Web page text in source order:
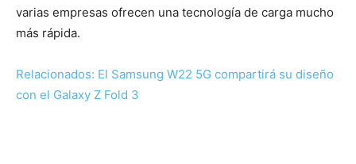
varias empresas ofrecen una tecnología de carga mucho
más rápida.
Relacionados: El Samsung W22 5G compartirá su diseño
con el Galaxy Z Fold 3